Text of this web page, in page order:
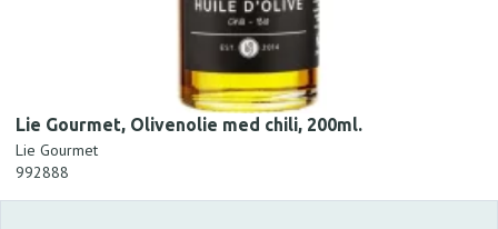
Lie Gourmet, Olivenolie med chili, 200ml.
Lie Gourmet
992888